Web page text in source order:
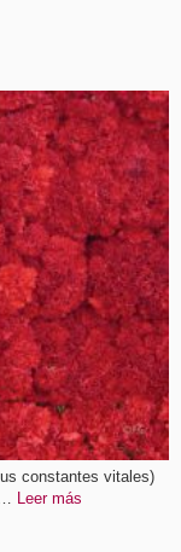
constantes vitales)
Leer más